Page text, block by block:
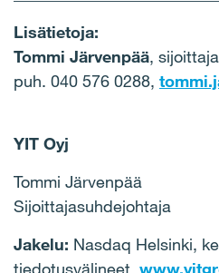
Lisätietoja:
Tommi Järvenpää,
puh. 040 576 0288,
YIT Oyj
Tommi Järvenpää
Sijoittajasuhdejohtaja
Jakelu: Nasdaq Helsinki,
tiedotusvälineet,